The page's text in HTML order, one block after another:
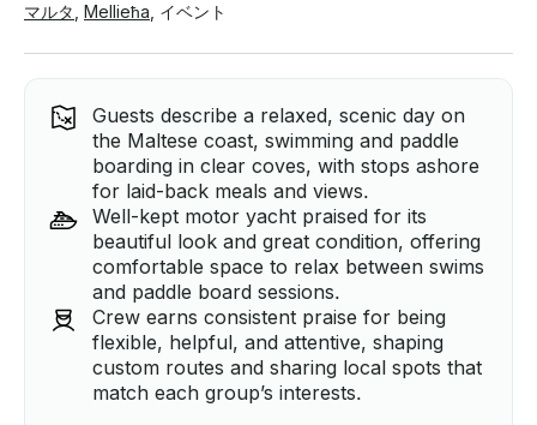
マルタ Mellieħa イベント
Guests describe a relaxed, scenic day on
the Maltese coast, swimming and paddle
boarding in clear coves, with stops ashore
for laid-back meals and views.
Well-kept motor yacht praised for its
beautiful look and great condition, offering
comfortable space to relax between swims
and paddle board sessions.
Crew earns consistent praise for being
flexible, helpful, and attentive, shaping
custom routes and sharing local spots that
match each group’s interests.